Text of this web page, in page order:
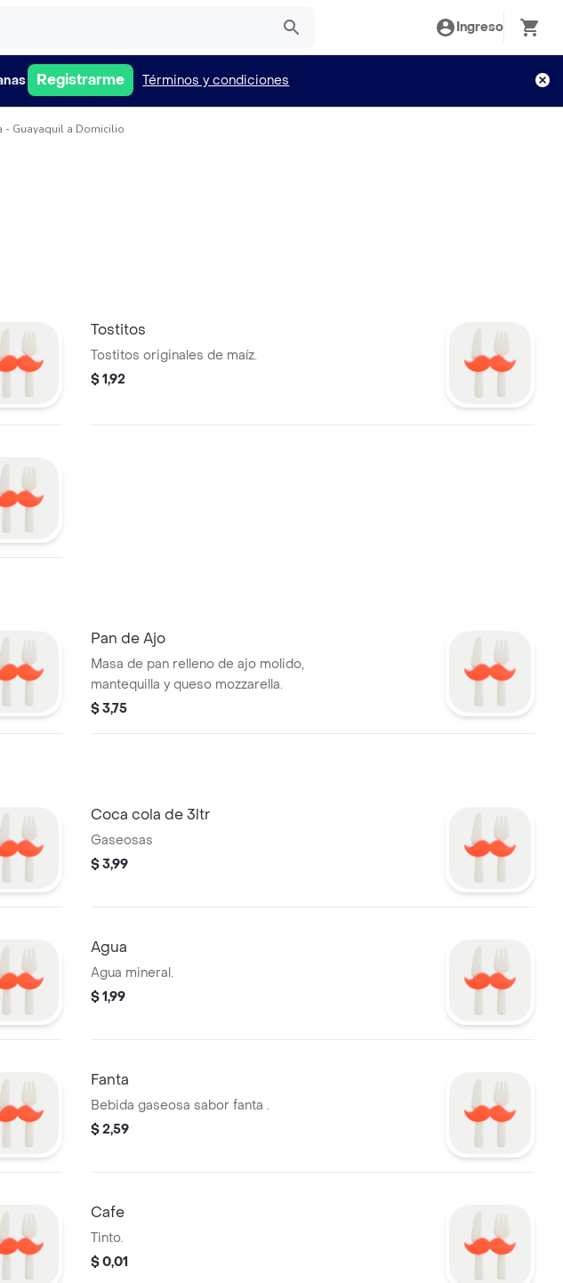
Ingreso
Registrarme Términos y condiciones
- Guayaquil a Domicilio
Tostitos
Tostitos originales de maíz.
$ 1,92
Pan de Ajo
Masa de pan relleno de ajo molido,
mantequilla y queso mozzarella.
$ 3,75
Coca cola de 3ltr
Gaseosas
$ 3,99
Agua
Agua mineral.
$ 1,99
Fanta
Bebida gaseosa sabor fanta .
$ 2,59
Cafe
Tinto.
$ 0,01